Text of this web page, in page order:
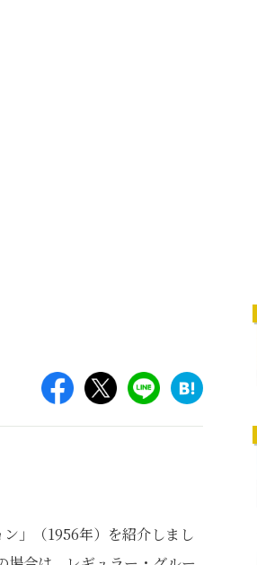
」（1956年）を紹介しまし